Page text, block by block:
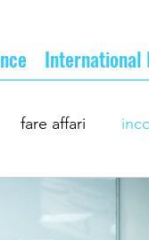
International
fare affari